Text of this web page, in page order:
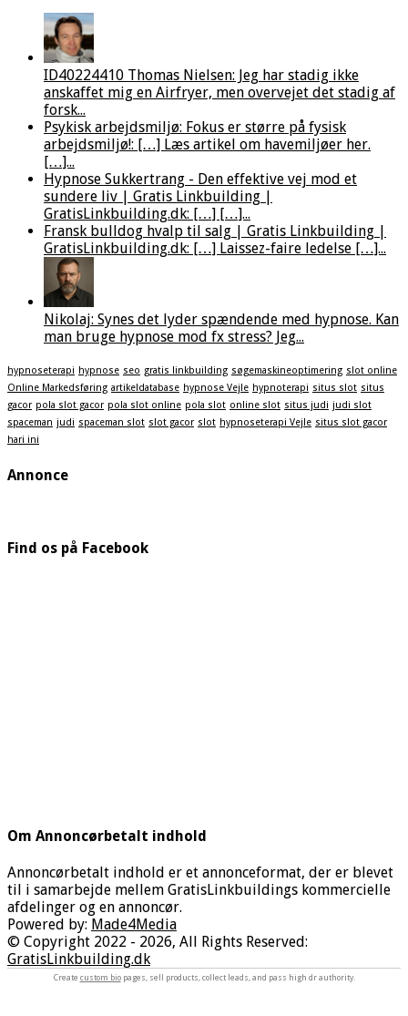
ID40224410 Thomas Nielsen: Jeg har stadig ikke
anskaffet mig en Airfryer, men overvejet det stadig af
forsk...
Psykisk arbejdsmiljø: Fokus er større på fysisk
arbejdsmiljø!: […] Læs artikel om havemiljøer her.
[…]...
Hypnose Sukkertrang - Den effektive vej mod et
sundere liv | Gratis Linkbuilding |
GratisLinkbuilding.dk: […] […]...
Fransk bulldog hvalp til salg | Gratis Linkbuilding |
GratisLinkbuilding.dk: […] Laissez-faire ledelse […]...
Nikolaj: Synes det lyder spændende med hypnose. Kan
man bruge hypnose mod fx stress? Jeg...
hypnoseterapi hypnose seo gratis linkbuilding søgemaskineoptimering slot online
Online Markedsføring artikeldatabase hypnose Vejle hypnoterapi situs slot situs
gacor pola slot gacor pola slot online pola slot online slot situs judi judi slot
spaceman judi spaceman slot slot gacor slot hypnoseterapi Vejle situs slot gacor
hari ini
Annonce
Find os på Facebook
Om Annoncørbetalt indhold
Annoncørbetalt indhold er et annonceformat, der er blevet
til i samarbejde mellem GratisLinkbuildings kommercielle
afdelinger og en annoncør.
Powered by: Made4Media
© Copyright 2022 - 2026, All Rights Reserved:
GratisLinkbuilding.dk
Create custom biopages, sell products, collect leads, and pass high dr authority.